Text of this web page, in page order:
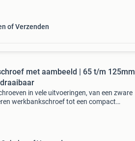
of Verzenden
met aambeeld | 65 t/m 125mm
in vele uitvoeringen, van een zware
werkbankschroef tot een compact